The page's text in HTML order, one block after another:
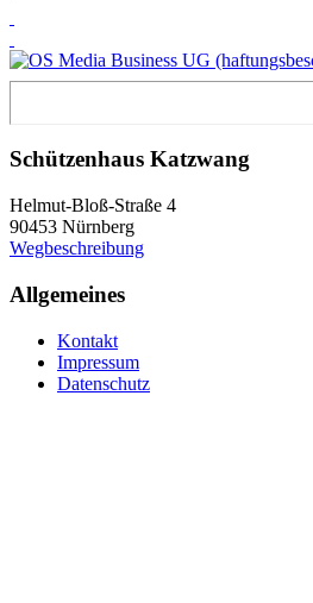
Schützenhaus Katzwang
Helmut-Bloß-Straße 4
90453 Nürnberg
Wegbeschreibung
Allgemeines
Kontakt
Impressum
Datenschutz